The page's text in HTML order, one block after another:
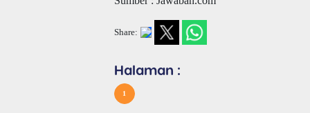
Share:
Halaman :
1